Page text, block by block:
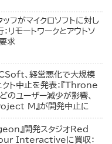
フがマイクロソフトに対し
リモートワークとアウトソ
求
、経営悪化で大規模
クト中止を発表：『Throne
ユーザー減少が影響、
M』が開発中止に
』開発スタジオRed
Interactiveに買収：